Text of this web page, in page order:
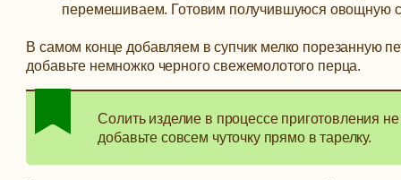
перемешиваем. Готовим получившуюся овощную
В самом конце добавляем в супчик мелко порезанную
добавьте немножко черного свежемолотого перца.
Солить изделие в процессе приготовления
добавьте совсем чуточку прямо в тарелку.